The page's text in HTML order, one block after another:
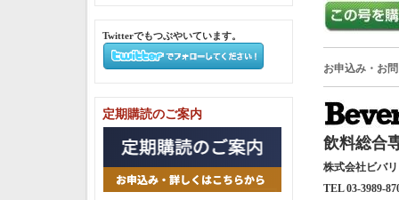
お申込み・お
飲料総合
株式会社ビバ
TEL 03-3989-
Twitterでもつぶやいています。
定期購読のご案内